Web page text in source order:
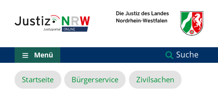
Inhalt
(Sprungmarken)
Menü
Zur
Suche
Zur
NRW-
Menü Suche
Startseite Bürgerservice Zivilsachen